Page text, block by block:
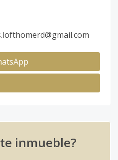
inmueble?